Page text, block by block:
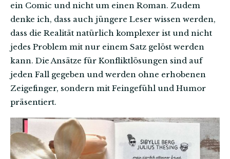
ein Comic und nicht um einen Roman. Zudem
denke ich, dass auch jüngere Leser wissen werden,
dass die Realität natürlich komplexer ist und nicht
jedes Problem mit nur einem Satz gelöst werden
kann. Die Ansätze für Konfliktlösungen sind auf
jeden Fall gegeben und werden ohne erhobenen
Zeigefinger, sondern mit Feingefühl und Humor
präsentiert.